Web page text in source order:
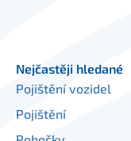
Nejčastěji hledané
Pojištění vozidel
Pojištění